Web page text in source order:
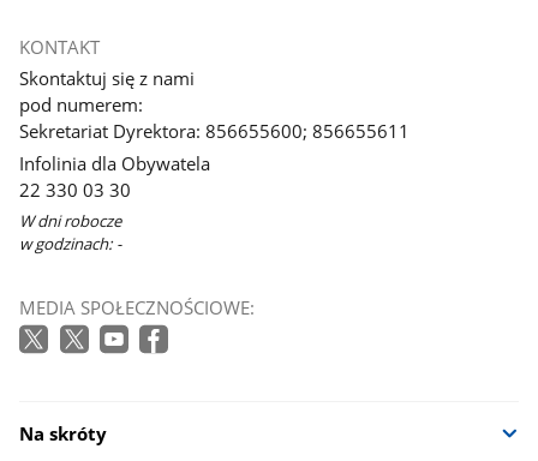
KONTAKT
Skontaktuj się z nami
pod numerem:
Sekretariat Dyrektora: 856655600; 856655611
Infolinia dla Obywatela
22 330 03 30
W dni robocze
w godzinach: -
MEDIA SPOŁECZNOŚCIOWE:
Na skróty